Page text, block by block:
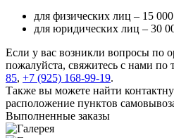
для физических лиц – 15
для юридических лиц – 30
Если у вас возникли вопросы по
пожалуйста, свяжитесь с нами по
85, +7 (925) 168-99-19.
Также вы можете найти
расположение пунктов
Выполненные заказы